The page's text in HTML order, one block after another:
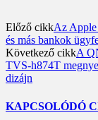
Előző cikkAz Apple
és más bankok
Következő cikkA
TVS-h874T
dizájn
KAPCSOLÓDÓ